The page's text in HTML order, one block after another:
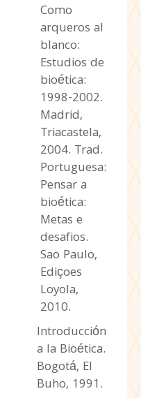
Como
arqueros al
blanco:
Estudios de
bioética:
1998-2002.
Madrid,
Triacastela,
2004. Trad.
Portuguesa:
Pensar a
bioética:
Metas e
desafios.
Sao Paulo,
Ediçoes
Loyola,
2010.
Introducción
a la Bioética.
Bogotá, El
Buho, 1991.